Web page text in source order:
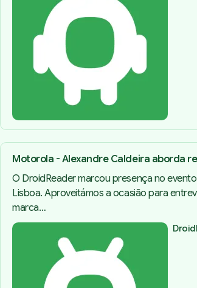
Motorola - Alexandre Caldeira aborda
O DroidReader marcou presença no
Lisboa. Aproveitámos a ocasião para
marca…